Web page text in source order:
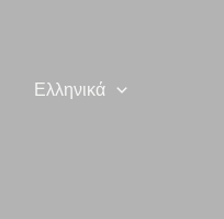
Ελληνικά